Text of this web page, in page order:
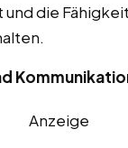
und die
Anzeige